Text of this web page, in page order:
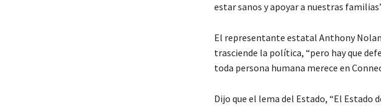
estar sanos y apoyar a nuestras
El representante estatal Anthony
trasciende la política, “pero hay que
toda persona humana merece en
Dijo que el lema del Estado, “El Estado